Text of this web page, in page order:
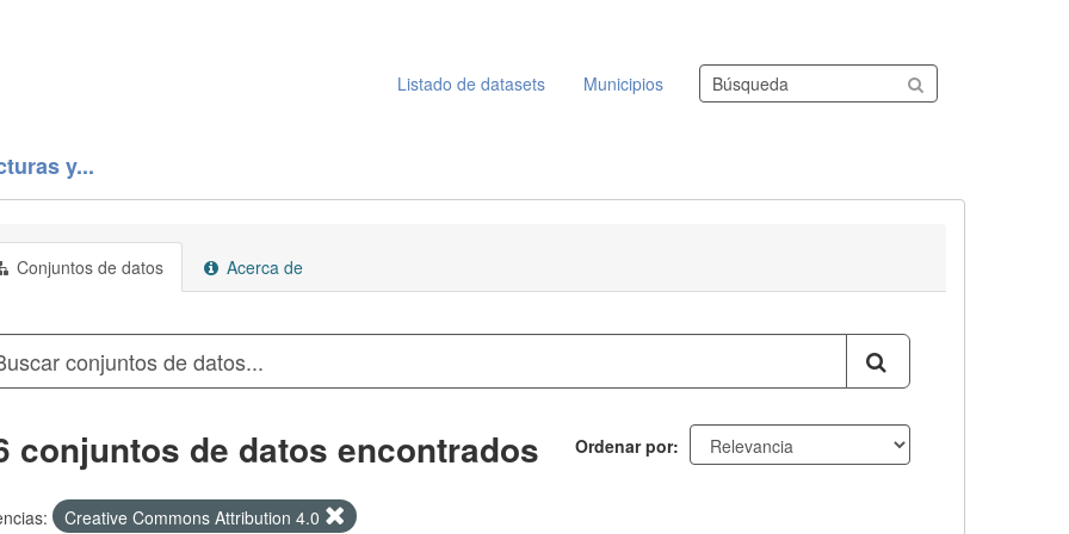
Listado de datasets
Municipios Buscar conjuntos de datos
y...
Conjuntos de datos Acerca de
Ordenar por
conjuntos de datos encontrados
Creative Commons Attribution 4.0